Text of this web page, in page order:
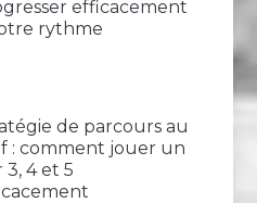
efficacement
rythme
de parcours au
: comment jouer un
3, 4 et 5